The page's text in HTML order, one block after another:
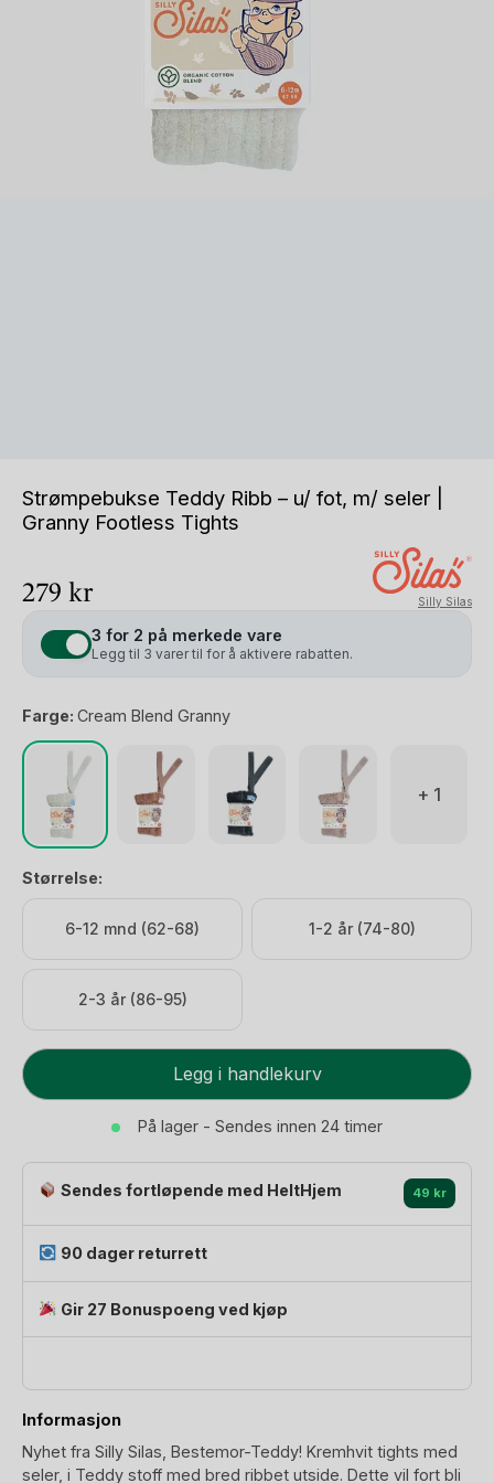
Strømpebukse Teddy Ribb – u/ fot, m/ seler |
Granny Footless Tights
279 kr Silly Silas
3 for 2 på merkede vare
Legg til 3 varer til for å aktivere rabatten.
Farge: Cream Blend Granny
+ 1
Størrelse:
6-12 mnd (62-68) 1-2 år (74-80)
2-3 år (86-95)
Strømpebukse
Teddy
u/
fot,
seler
Granny
Legg i handlekurv
På lager - Sendes innen 24 timer
Sendes fortløpende med HeltHjem 49 kr
90 dager returrett
Gir 27 Bonuspoeng ved kjøp
Informasjon
Nyhet fra Silly Silas, Bestemor-Teddy! Kremhvit tights med
seler, i Teddy stoff med bred ribbet utside. Dette vil fort bli